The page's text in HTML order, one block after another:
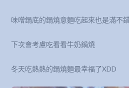
味噌鍋底的鍋燒意麵吃起來也是滿不
下次會考慮吃看看牛奶鍋燒
冬天吃熱熱的鍋燒麵最幸福了XDD